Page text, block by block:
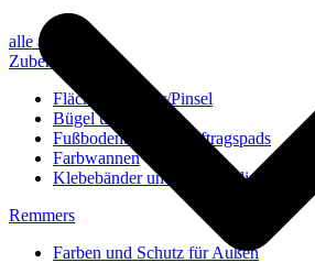
alle anzeigen
Zubehör
Flächenstreicher/Pinsel
Bügel und Rollen
Fußbodenbürsten/Auftragspads
Farbwannen
Klebebänder und Abdeckvlies
Remmers
Farben und Schutz für Außen